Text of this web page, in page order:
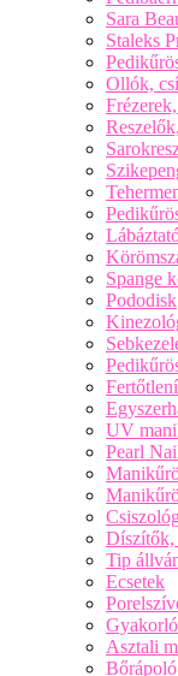
Sara
Staleks
Ollók,
Spange
Pododisk
UV
Pearl
Díszítők,
Tip
Ecsetek
Asztali